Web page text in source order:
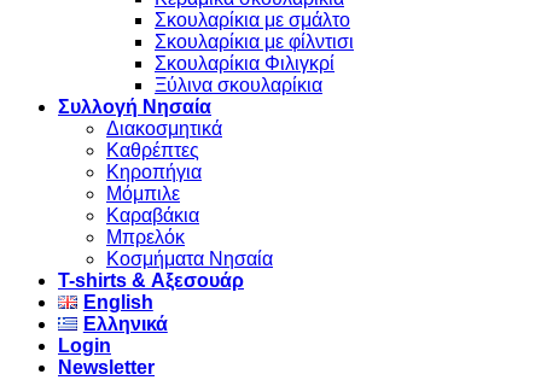
Σκουλαρίκια με σμάλτο
Σκουλαρίκια με φίλντισι
Σκουλαρίκια Φιλιγκρί
Ξύλινα σκουλαρίκια
Συλλογή Νησαία
Διακοσμητικά
Καθρέπτες
Κηροπήγια
Μόμπιλε
Καραβάκια
Μπρελόκ
Κοσμήματα Νησαία
Τ-shirts & Αξεσουάρ
English
Ελληνικά
Login
Newsletter